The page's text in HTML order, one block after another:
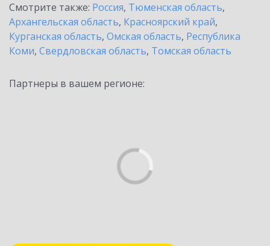
Смотрите также: Россия, Тюменская область,
Архангельская область, Красноярский край,
Курганская область, Омская область, Республика
Коми, Свердловская область, Томская область
Партнеры в вашем регионе: